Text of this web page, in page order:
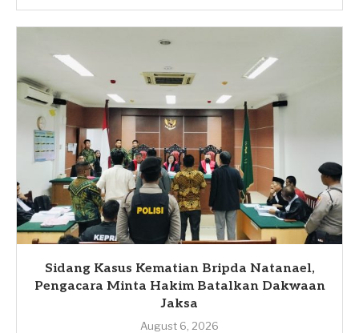
Sidang Kasus Kematian Bripda Natanael,
Pengacara Minta Hakim Batalkan Dakwaan
Jaksa
August 6, 2026